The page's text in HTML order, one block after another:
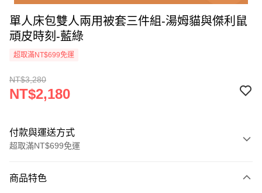
單人床包雙人兩用被套三件組-湯姆貓與傑利鼠
頑皮時刻-藍綠
超取滿NT$699免運
NT$3,280
NT$2,180
付款與運送方式
超取滿NT$699免運
信用卡一次付款
商品特色